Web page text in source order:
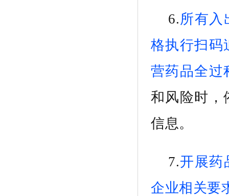
6.所有入
格执行扫码
营药品全过
和风险时，
信息。
7.开展药
企业相关要